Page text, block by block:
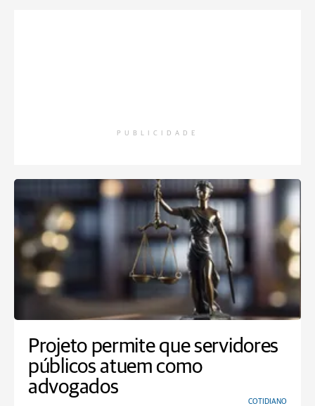
PUBLICIDADE
Projeto permite que servidores
públicos atuem como
advogados
COTIDIANO